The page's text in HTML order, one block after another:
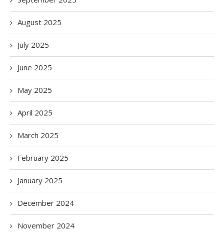
August 2025
July 2025
June 2025
May 2025
April 2025
March 2025
February 2025
January 2025
December 2024
November 2024